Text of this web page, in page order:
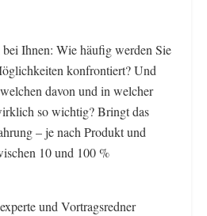
Ihnen: Wie häufig werden Sie
konfrontiert? Und
davon und in welcher
so wichtig? Bringt das
– je nach Produkt und
10 und 100 %
und Vortragsredner